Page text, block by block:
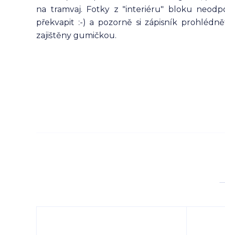
na tramvaj. Fotky z "interiéru" bloku
překvapit :-) a pozorně si zápisník
zajištěny gumičkou.